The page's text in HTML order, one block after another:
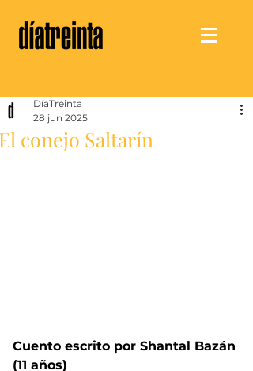
conejo Saltarín
DíaTreinta
28 jun 2025
Cuento escrito por Shantal Bazán
(11 años)